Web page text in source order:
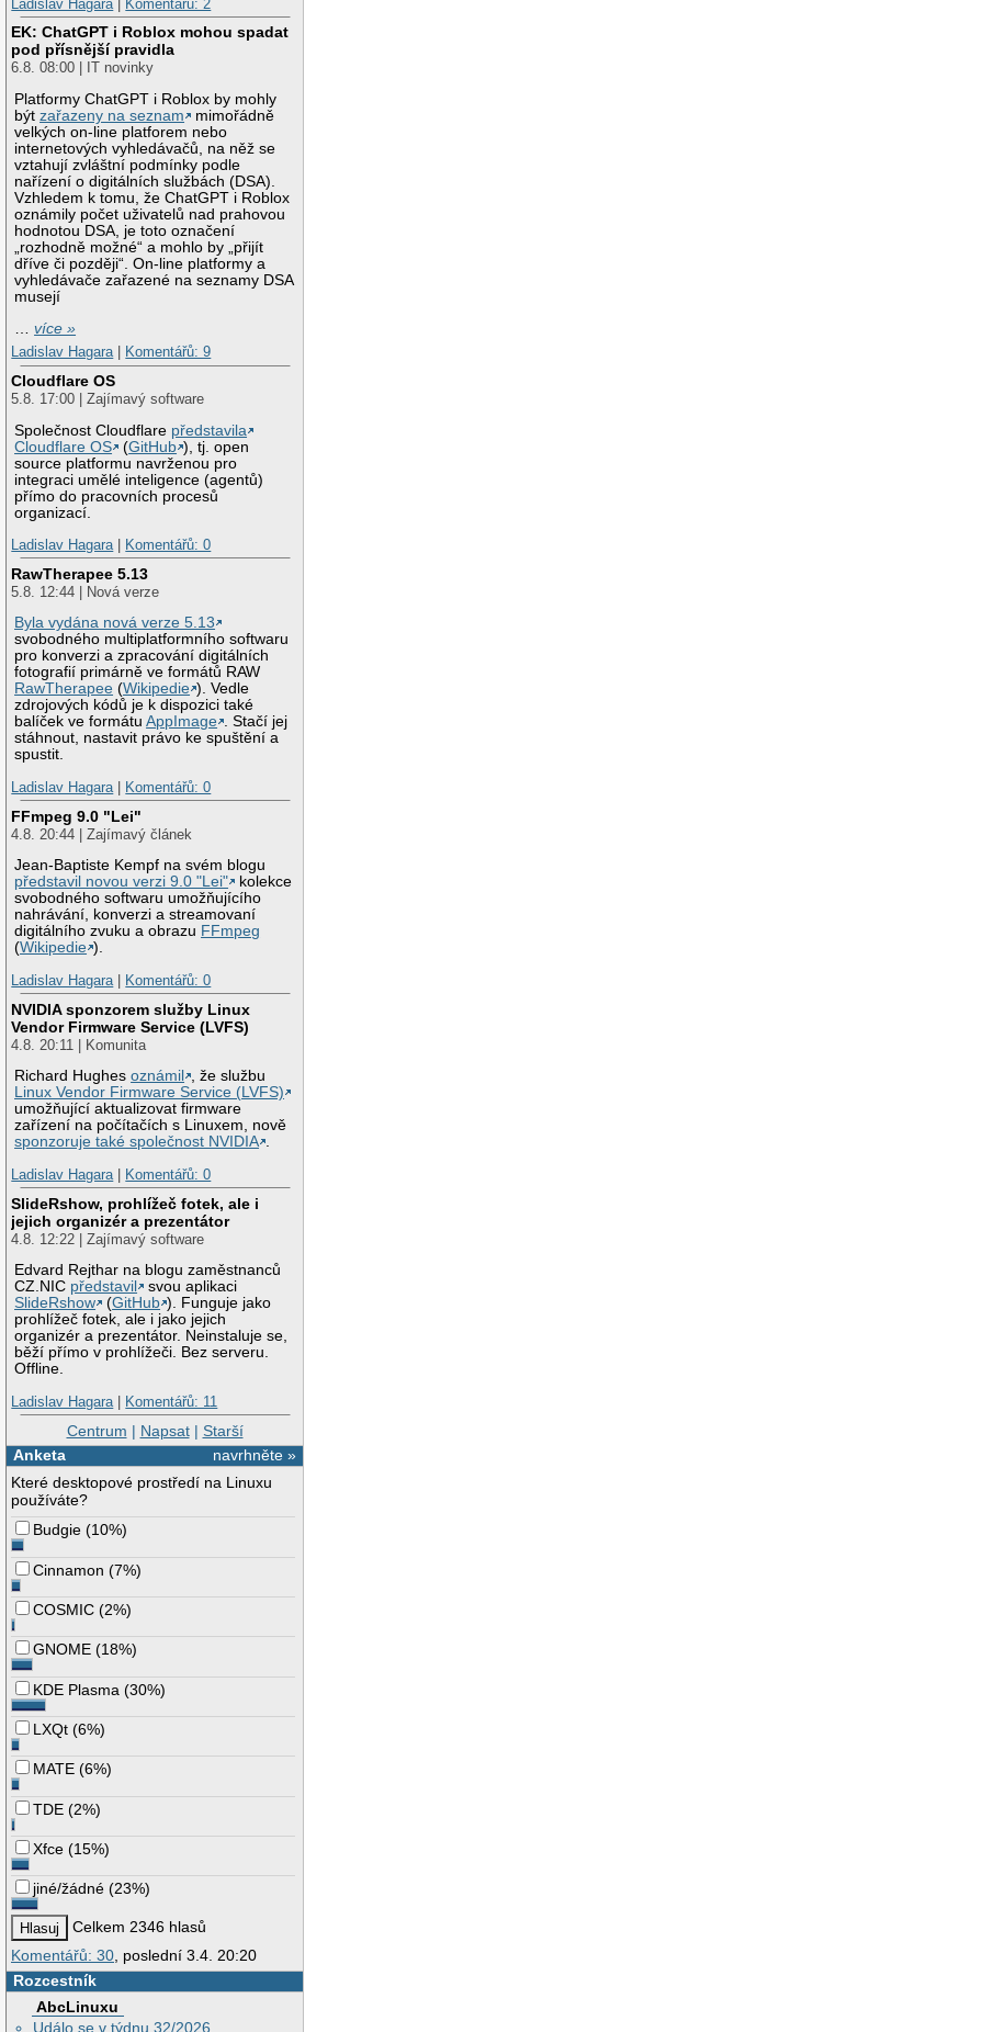
Ladislav Hagara
Komentářů: 2
EK: ChatGPT i Roblox mohou spadat
pod přísnější pravidla
6.8. 08:00 | IT novinky
Platformy ChatGPT i Roblox by mohly
býtzařazeny na seznam
mimořádně
velkých on-line platforem nebo
internetových vyhledávačů, na něž se
vztahují zvláštní podmínky podle
nařízení o digitálních službách (DSA).
Vzhledem k tomu, že ChatGPT i Roblox
oznámily počet uživatelů nad prahovou
hodnotou DSA, je toto označení
„rozhodně možné“ a mohlo by „přijít
dříve či později“. On-line platformy a
vyhledávače zařazené na seznamy DSA
musejí
…více »
Ladislav Hagara| Komentářů: 9
Cloudflare OS
5.8. 17:00 | Zajímavý software
Společnost Cloudflare představila
Cloudflare OS
(GitHub ), tj. open
source platformu navrženou pro
integraci umělé inteligence (agentů)
přímo do pracovních procesů
organizací.
Ladislav Hagara| Komentářů: 0
RawTherapee 5.13
5.8. 12:44 | Nová verze
Byla vydána nová verze 5.13
svobodného multiplatformního softwaru
pro konverzi a zpracování digitálních
fotografií primárně ve formátů RAW
RawTherapee (Wikipedie ). Vedle
zdrojových kódů je k dispozici také
balíček ve formátuAppImage . Stačí jej
stáhnout, nastavit právo ke spuštění a
spustit.
Ladislav Hagara| Komentářů: 0
FFmpeg 9.0 "Lei"
4.8. 20:44 | Zajímavý článek
Jean-Baptiste Kempf na svém blogu
představil novou verzi 9.0 "Lei"
kolekce
svobodného softwaru umožňujícího
nahrávání, konverzi a streamovaní
digitálního zvuku a obrazu FFmpeg
(Wikipedie ).
Ladislav Hagara| Komentářů: 0
NVIDIA sponzorem služby Linux
Vendor Firmware Service (LVFS)
4.8. 20:11 | Komunita
Richard Hughesoznámil
, že službu
Linux Vendor Firmware Service (LVFS)
umožňující aktualizovat firmware
zařízení na počítačích s Linuxem, nově
sponzoruje také společnost NVIDIA .
Ladislav Hagara| Komentářů: 0
SlideRshow, prohlížeč fotek, ale i
jejich organizér a prezentátor
4.8. 12:22 | Zajímavý software
Edvard Rejthar na blogu zaměstnanců
CZ.NIC představil
svou aplikaci
SlideRshow
(GitHub ). Funguje jako
prohlížeč fotek, ale i jako jejich
organizér a prezentátor. Neinstaluje se,
běží přímo v prohlížeči. Bez serveru.
Offline.
Ladislav Hagara| Komentářů: 11
Centrum | Napsat| Starší
navrhněte »
Anketa
Které desktopové prostředí na Linuxu
používáte?
Budgie (10%)
Cinnamon (7%)
COSMIC (2%)
GNOME (18%)
KDE Plasma (30%)
LXQt (6%)
MATE (6%)
TDE (2%)
Xfce (15%)
jiné/žádné (23%)
Celkem 2346 hlasů
Komentářů: 30 , poslední 3.4. 20:20
Rozcestník
AbcLinuxu
Událo se v týdnu 32/2026